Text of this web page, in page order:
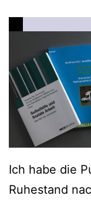
Ich habe die
Ruhestand